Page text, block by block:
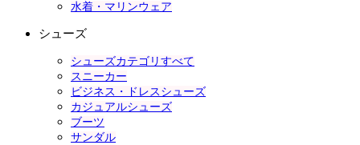
水着・マリンウェア
シューズ
シューズカテゴリすべて
スニーカー
ビジネス・ドレスシューズ
カジュアルシューズ
ブーツ
サンダル